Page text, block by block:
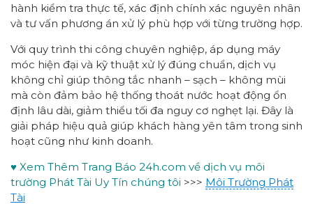
hành kiểm tra thực tế, xác định chính xác nguyên nhân
và tư vấn phương án xử lý phù hợp với từng trường hợp.
Với quy trình thi công chuyên nghiệp, áp dụng máy
móc hiện đại và kỹ thuật xử lý đúng chuẩn, dịch vụ
không chỉ giúp thông tắc nhanh – sạch – không mùi
mà còn đảm bảo hệ thống thoát nước hoạt động ổn
định lâu dài, giảm thiểu tối đa nguy cơ nghẹt lại. Đây là
giải pháp hiệu quả giúp khách hàng yên tâm trong sinh
hoạt cũng như kinh doanh.
♥ Xem Thêm Trang Báo 24h.com về dịch vụ môi
trường Phát Tài Uy Tín chúng tôi >>> Môi Trường Phát
Tài